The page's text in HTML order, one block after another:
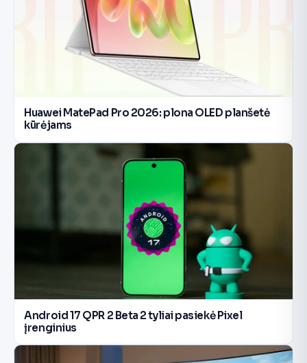
Huawei MatePad Pro 2026: plona OLED planšetė
kūrėjams
Android 17 QPR 2 Beta 2 tyliai pasiekė Pixel
įrenginius